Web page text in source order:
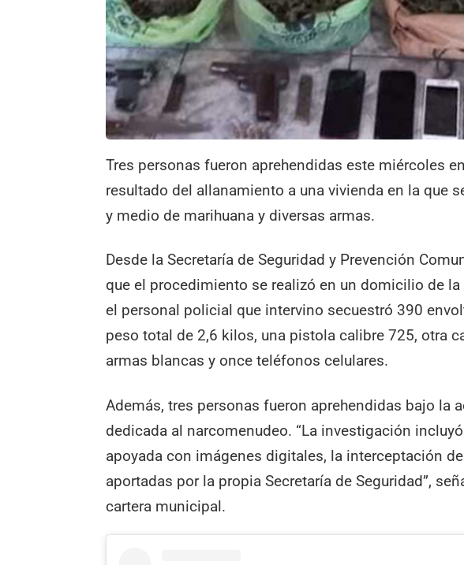
Tres personas fueron aprehendidas este miércoles
resultado del allanamiento a una vivienda en la que
y medio de marihuana y diversas armas.
Desde la Secretaría de Seguridad y Prevención
que el procedimiento se realizó en un domicilio de
el personal policial que intervino secuestró 390
peso total de 2,6 kilos, una pistola calibre 725, otra
armas blancas y once teléfonos celulares.
Además, tres personas fueron aprehendidas bajo la
dedicada al narcomenudeo. “La investigación
apoyada con imágenes digitales, la interceptación
aportadas por la propia Secretaría de Seguridad”,
cartera municipal.